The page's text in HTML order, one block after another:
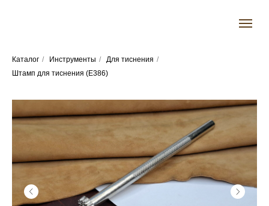
Каталог / Инструменты / Для тиснения /
Штамп для тиснения (Е386)